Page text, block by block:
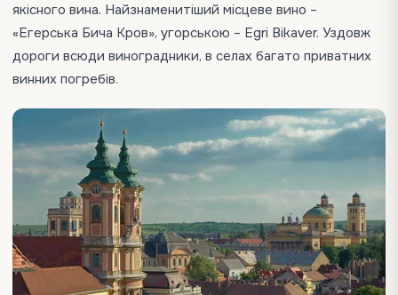
якісного вина. Найзнаменитіший місцеве вино –
«Егерська Бича Кров», угорською – Egri Bikaver. Уздовж
дороги всюди виноградники, в селах багато приватних
винних погребів.